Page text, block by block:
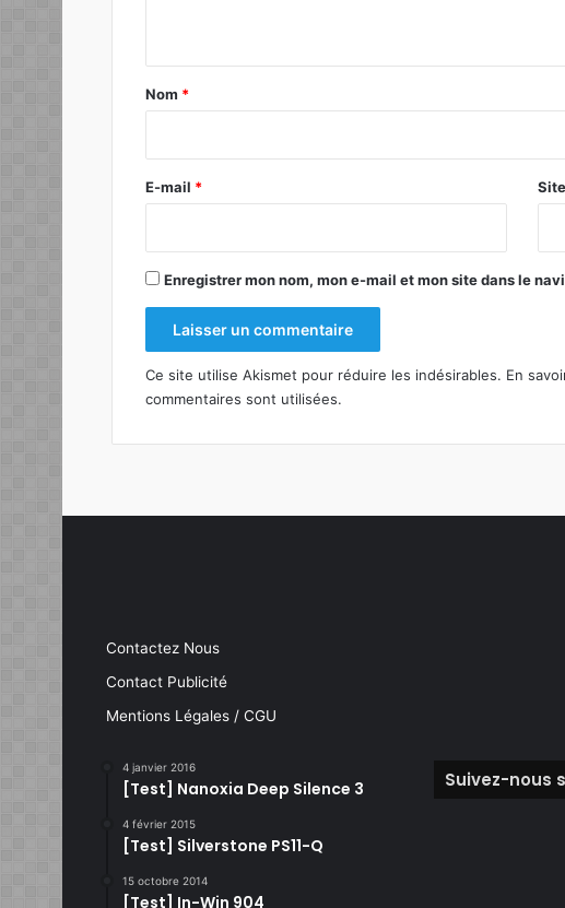
a
e
Nom *
E-mail *
Enregistrer mon nom, mon e-mail et mon site dans le
Ce site utilise Akismet pour réduire les indésirables. En
commentaires sont utilisées.
Contactez Nous
Contact Publicité
Mentions Légales / CGU
4 janvier 2016
[Test] Nanoxia Deep Silence 3
4 février 2015
[Test] Silverstone PS11-Q
15 octobre 2014
[Test] In-Win 904
Suivez-nous